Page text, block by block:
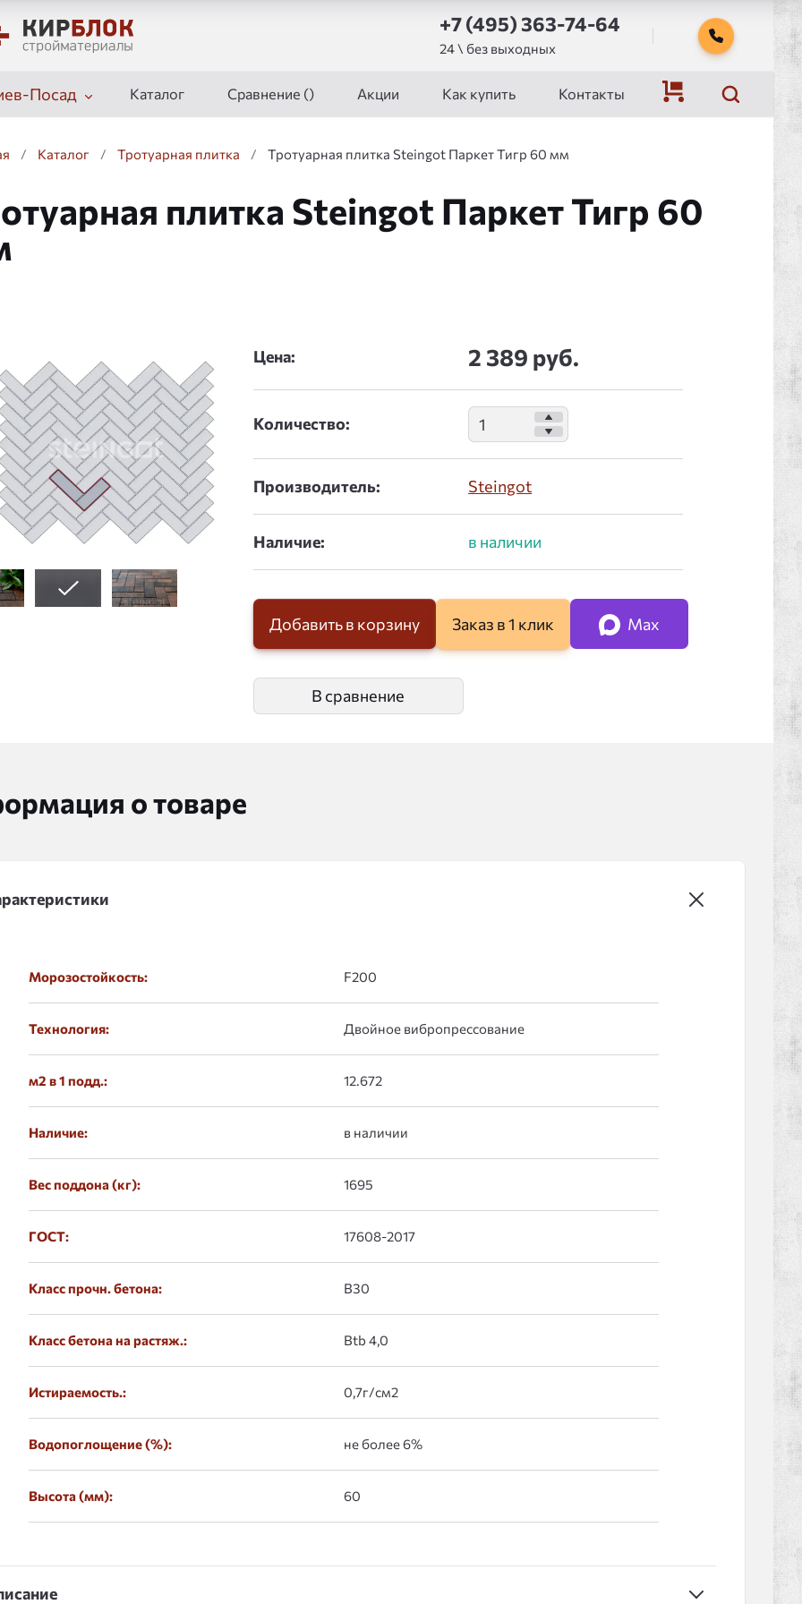
+7 (495) 363-74-64
24 \ без выходных
Посад Каталог Сравнение () Акции Как купить Контакты
/ Каталог / Тротуарная плитка / Тротуарная плитка Steingot Паркет Тигр 60 мм
плитка Steingot Паркет Тигр 60
Цена: 2 389 руб.
Количество:
Производитель: Steingot
Наличие:
Добавить в корзину Заказ в 1 клик Max
В сравнение
о товаре
Морозостойкость: F200
Технология: Двойное вибропрессование
м2 в 1 подд.: 12.672
Наличие: в наличии
Вес поддона (кг): 1695
ГОСТ: 17608-2017
Класс прочн. бетона: B30
Класс бетона на растяж.: Btb 4,0
Истираемость.: 0,7г/см2
Водопоглощение (%): не более 6%
Высота (мм): 60